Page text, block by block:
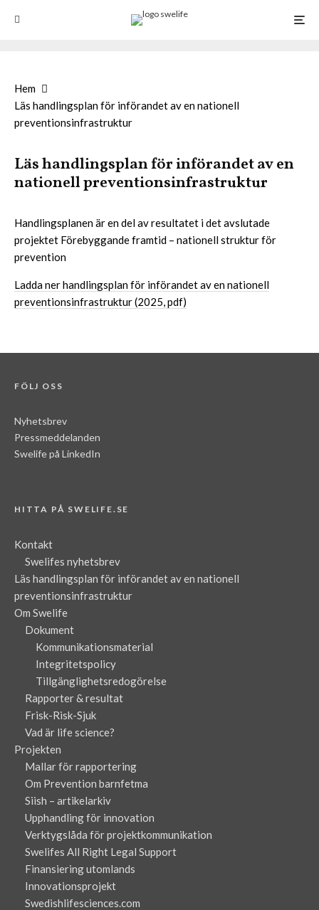
Hem
Läs handlingsplan för införandet av en nationell
preventionsinfrastruktur
Läs handlingsplan för införandet av en
nationell preventionsinfrastruktur
Handlingsplanen är en del av resultatet i det avslutade
projektet Förebyggande framtid – nationell struktur för
prevention
Ladda ner handlingsplan för införandet av en nationell
preventionsinfrastruktur (2025, pdf)
FÖLJ OSS
Nyhetsbrev
Pressmeddelanden
Swelife på LinkedIn
HITTA PÅ SWELIFE.SE
Kontakt
Swelifes nyhetsbrev
Läs handlingsplan för införandet av en nationell
preventionsinfrastruktur
Om Swelife
Dokument
Kommunikationsmaterial
Integritetspolicy
Tillgänglighetsredogörelse
Rapporter & resultat
Frisk-Risk-Sjuk
Vad är life science?
Projekten
Mallar för rapportering
Om Prevention barnfetma
Siish – artikelarkiv
Upphandling för innovation
Verktygslåda för projektkommunikation
Swelifes All Right Legal Support
Finansiering utomlands
Innovationsprojekt
Swedishlifesciences.com